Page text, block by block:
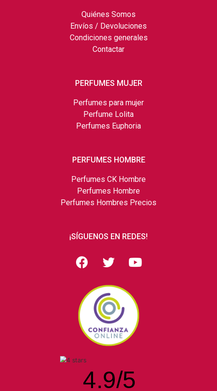
Quiénes Somos
Envíos / Devoluciones
Condiciones generales
Contactar
PERFUMES MUJER
Perfumes para mujer
Perfume Lolita
Perfumes Euphoria
PERFUMES HOMBRE
Perfumes CK Hombre
Perfumes Hombre
Perfumes Hombres Precios
¡SÍGUENOS EN REDES!
4.9/5